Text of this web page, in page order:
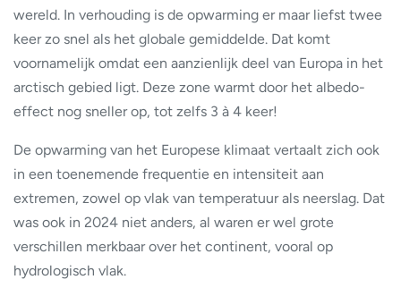
wereld. In verhouding is de opwarming er maar liefst twee
keer zo snel als het globale gemiddelde. Dat komt
voornamelijk omdat een aanzienlijk deel van Europa in het
arctisch gebied ligt. Deze zone warmt door het albedo-
effect nog sneller op, tot zelfs 3 à 4 keer!
De opwarming van het Europese klimaat vertaalt zich ook
in een toenemende frequentie en intensiteit aan
extremen, zowel op vlak van temperatuur als neerslag. Dat
was ook in 2024 niet anders, al waren er wel grote
verschillen merkbaar over het continent, vooral op
hydrologisch vlak.